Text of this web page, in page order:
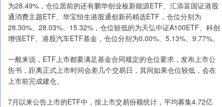
为28.49%，仓位居前的还有鹏华创业板新能源ETF、汇添富国证港股
通消费主题ETF、华宝恒生港股通创新药精选ETF，仓位分别为
28.30%、28.03%、15.32%，仓位较低的为天弘中证A100ETF、科创
增强ETF、港股汽车ETF基金，仓位分别为0.00%、5.13%、9.77%。
一般来说，ETF上市都要满足基金合同规定的仓位要求，发布上市公
告书，距离正式上市时间会差几个交易日，其间如果仓位较低，会在
上市前完成建仓。
7月以来公告上市的ETF中，按上市交易份额统计，平均募集4.72亿